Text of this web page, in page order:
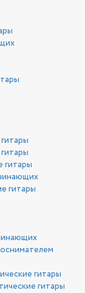
гитары
гитары
гитары
гитары